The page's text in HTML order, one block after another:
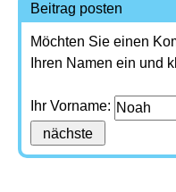
Beitrag posten
Möchten Sie einen
Ihren Namen ein und
Ihr Vorname: